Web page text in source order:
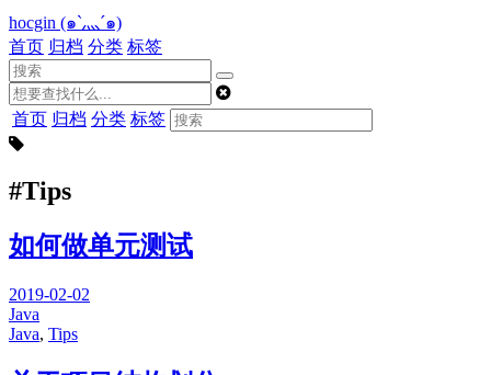
hocgin (๑`灬´๑)
首页 归档 分类 标签
首页 归档 分类 标签
#Tips
如何做单元测试
2019-02-02
Java
Java, Tips